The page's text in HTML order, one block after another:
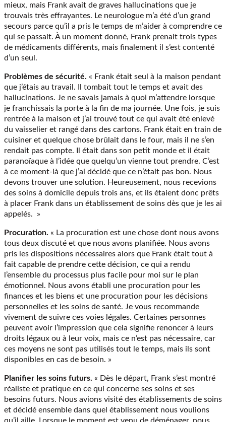
mieux, mais Frank avait de graves hallucinations que je
trouvais très effrayantes. Le neurologue m’a été d’un grand
secours parce qu’il a pris le temps de m’aider à comprendre ce
qui se passait. À un moment donné, Frank prenait trois types
de médicaments différents, mais finalement il s’est contenté
d’un seul.
Problèmes de sécurité. « Frank était seul à la maison pendant
que j’étais au travail. Il tombait tout le temps et avait des
hallucinations. Je ne savais jamais à quoi m’attendre lorsque
je franchissais la porte à la fin de ma journée. Une fois, je suis
rentrée à la maison et j’ai trouvé tout ce qui avait été enlevé
du vaisselier et rangé dans des cartons. Frank était en train de
cuisiner et quelque chose brûlait dans le four, mais il ne s’en
rendait pas compte. Il était dans son petit monde et il était
paranoïaque à l’idée que quelqu’un vienne tout prendre. C’est
à ce moment-là que j’ai décidé que ce n’était pas bon. Nous
devons trouver une solution. Heureusement, nous recevions
des soins à domicile depuis trois ans, et ils étaient donc prêts
à placer Frank dans un établissement de soins dès que je les ai
appelés. »
Procuration. « La procuration est une chose dont nous avons
tous deux discuté et que nous avons planifiée. Nous avons
pris les dispositions nécessaires alors que Frank était tout à
fait capable de prendre cette décision, ce qui a rendu
l’ensemble du processus plus facile pour moi sur le plan
émotionnel. Nous avons établi une procuration pour les
finances et les biens et une procuration pour les décisions
personnelles et les soins de santé. Je vous recommande
vivement de suivre ces voies légales. Certaines personnes
peuvent avoir l’impression que cela signifie renoncer à leurs
droits légaux ou à leur voix, mais ce n’est pas nécessaire, car
ces moyens ne sont pas utilisés tout le temps, mais ils sont
disponibles en cas de besoin. »
Planifier les soins futurs. « Dès le départ, Frank s’est montré
réaliste et pratique en ce qui concerne ses soins et ses
besoins futurs. Nous avions visité des établissements de soins
et décidé ensemble dans quel établissement nous voulions
qu’il aille. Lorsque le moment est venu de déménager, nous